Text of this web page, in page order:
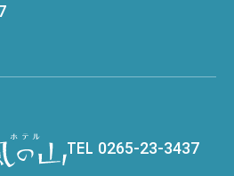
TEL 0265-23-3437